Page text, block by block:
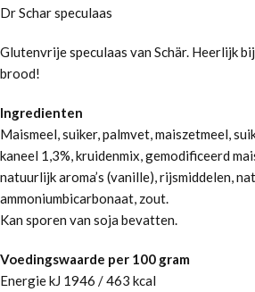
Dr Schar speculaas
Glutenvrije speculaas van Schär. Heerlijk
brood!
Ingredienten
Maismeel, suiker, palmvet, maiszetmeel,
kaneel 1,3%, kruidenmix, gemodificeerd
natuurlijk aroma’s (vanille), rijsmiddelen,
ammoniumbicarbonaat, zout.
Kan sporen van soja bevatten.
Voedingswaarde per 100 gram
Energie kJ 1946 / 463 kcal